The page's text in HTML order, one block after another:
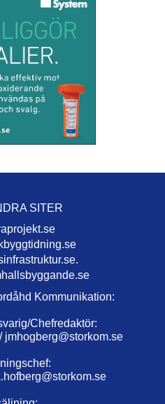
SITER
Kommunikation:
Chefredaktör:
jmhogberg@storkom.se